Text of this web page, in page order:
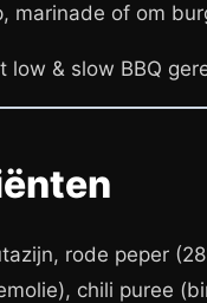
marinade of om
low & slow BBQ
rode peper
chili puree